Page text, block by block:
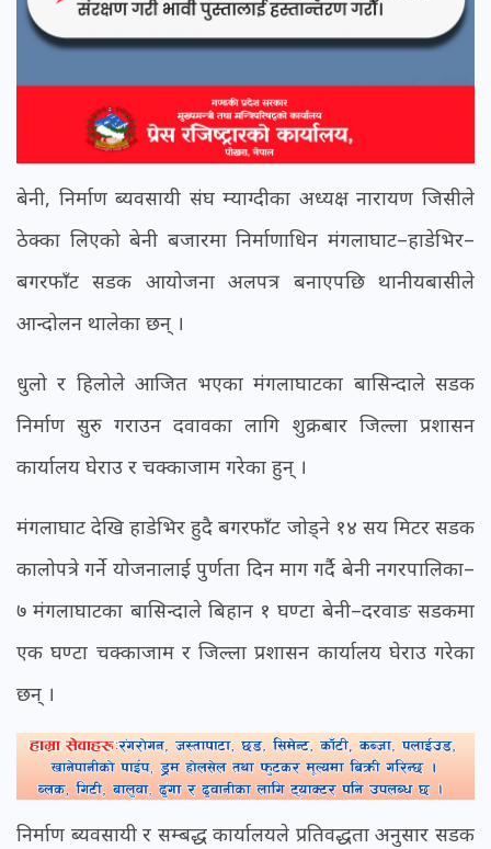
बेनी, निर्माण ब्यवसायी संघ म्याग्दीका अध्यक्ष नारायण जिसीले
ठेक्का लिएको बेनी बजारमा निर्माणाधिन मंगलाघाट–हाडेभिर–
बगरफाँट सडक आयोजना अलपत्र बनाएपछि थानीयबासीले
आन्दोलन थालेका छन् ।
धुलो र हिलोले आजित भएका मंगलाघाटका बासिन्दाले सडक
निर्माण सुरु गराउन दवावका लागि शुक्रबार जिल्ला प्रशासन
कार्यालय घेराउ र चक्काजाम गरेका हुन् ।
मंगलाघाट देखि हाडेभिर हुदै बगरफाँट जोड्ने १४ सय मिटर सडक
कालोपत्रे गर्ने योजनालाई पुर्णता दिन माग गर्दै बेनी नगरपालिका–
७ मंगलाघाटका बासिन्दाले बिहान १ घण्टा बेनी–दरवाङ सडकमा
एक घण्टा चक्काजाम र जिल्ला प्रशासन कार्यालय घेराउ गरेका
छन् ।
निर्माण ब्यवसायी र सम्बद्ध कार्यालयले प्रतिवद्धता अनुसार सडक